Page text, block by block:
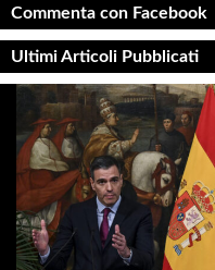
Commenta con Facebook
Ultimi Articoli Pubblicati